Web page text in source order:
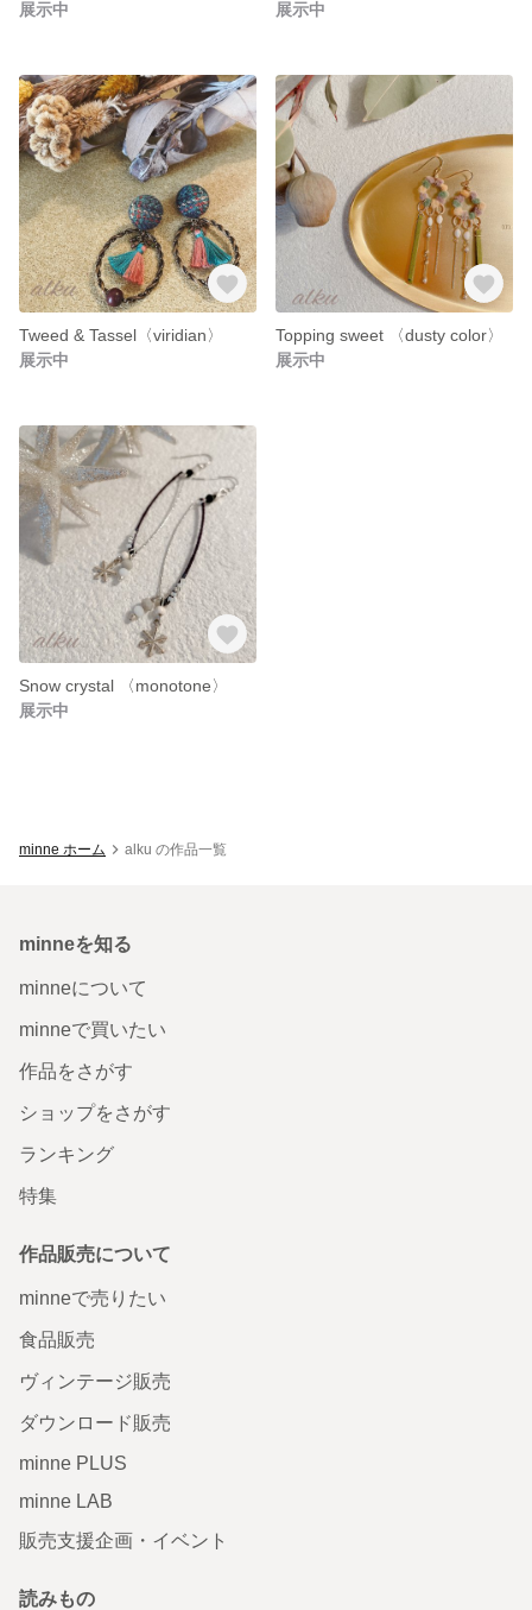
展示中 展示中
Tweed & Tassel〈viridian〉
展示中
Topping sweet 〈dusty color〉
展示中
Snow crystal 〈monotone〉
展示中
minne ホーム alku の作品一覧
minneを知る
minneについて
minneで買いたい
作品をさがす
ショップをさがす
ランキング
特集
作品販売について
minneで売りたい
食品販売
ヴィンテージ販売
ダウンロード販売
minne PLUS
minne LAB
販売支援企画・イベント
読みもの